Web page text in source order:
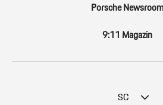
Porsche Newsroom
9:11 Magazin
SC